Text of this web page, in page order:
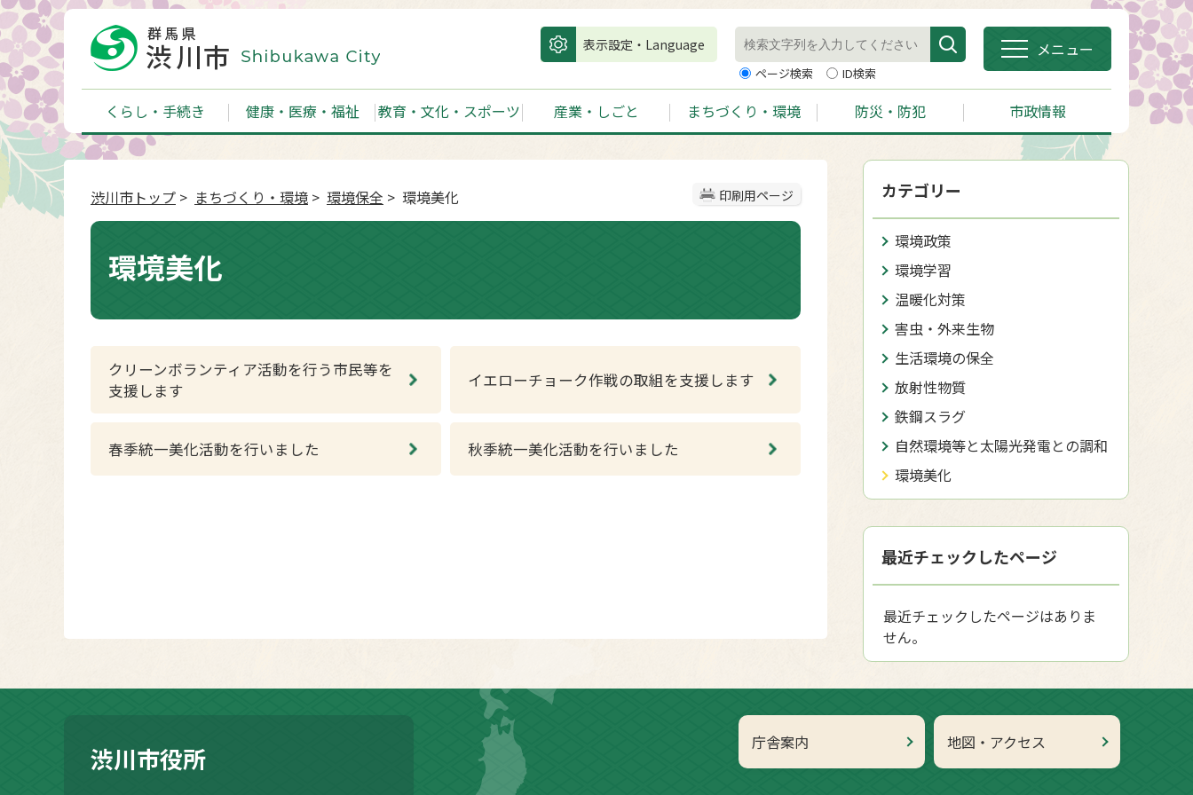
表示設定・Language
ページ検索 ID検索
メニュー
くらし・手続き 健康・医療・福祉 教育・文化・スポーツ 産業・しごと まちづくり・環境 防災・防犯 市政情報
印刷用ページ
渋川市トップ > まちづくり・環境 > 環境保全 > 環境美化
環境美化
クリーンボランティア活動を行う市民等を
支援します
イエローチョーク作戦の取組を支援します
春季統一美化活動を行いました 秋季統一美化活動を行いました
カテゴリー
環境政策
環境学習
温暖化対策
害虫・外来生物
生活環境の保全
放射性物質
鉄鋼スラグ
自然環境等と太陽光発電との調和
環境美化
最近チェックしたページ
最近チェックしたページはありま
せん。
庁舎案内 地図・アクセス
渋川市役所